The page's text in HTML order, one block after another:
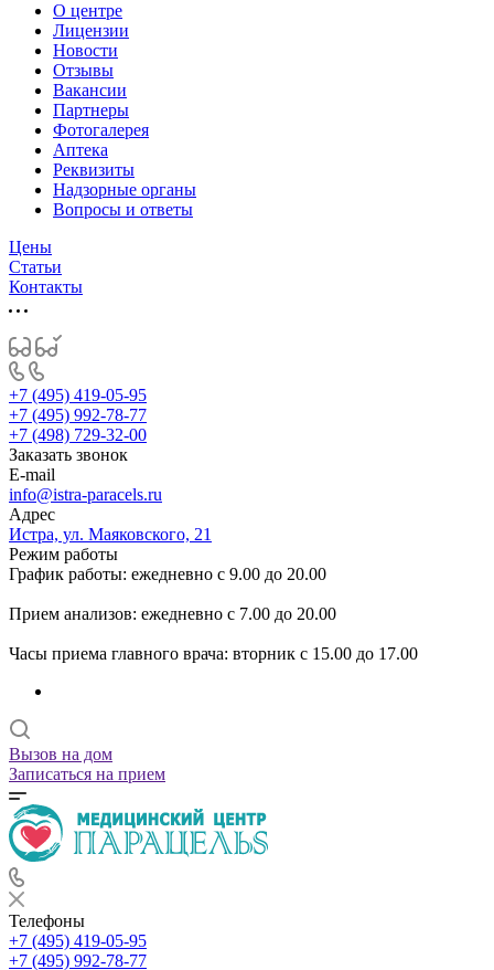
О центре
Лицензии
Новости
Отзывы
Вакансии
Партнеры
Фотогалерея
Аптека
Реквизиты
Надзорные органы
Вопросы и ответы
Цены
Статьи
Контакты
+7 (495) 419-05-95
+7 (495) 992-78-77
+7 (498) 729-32-00
Заказать звонок
E-mail
info@istra-paracels.ru
Адрес
Истра, ул. Маяковского, 21
Режим работы
График работы: ежедневно с 9.00 до 20.00
Прием анализов: ежедневно с 7.00 до 20.00
Часы приема главного врача: вторник с 15.00 до 17.00
Вызов на дом
Записаться на прием
Телефоны
+7 (495) 419-05-95
+7 (495) 992-78-77